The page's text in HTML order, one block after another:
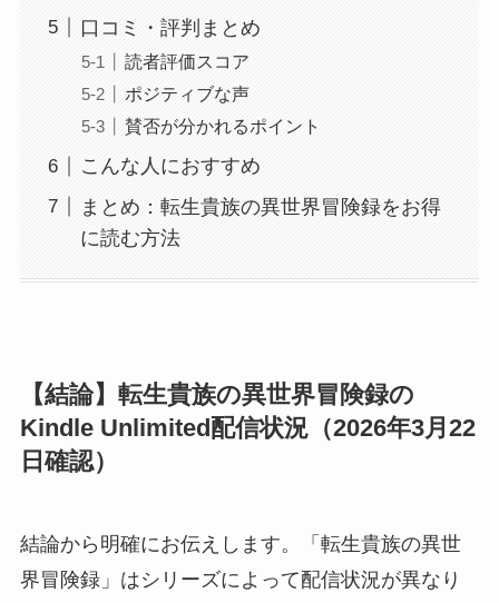
口コミ・評判まとめ
読者評価スコア
ポジティブな声
賛否が分かれるポイント
こんな人におすすめ
まとめ：転生貴族の異世界冒険録をお得
に読む方法
【結論】転生貴族の異世界冒険録の
Kindle Unlimited配信状況（2026年3月22
日確認）
結論から明確にお伝えします。「転生貴族の異世
界冒険録」はシリーズによって配信状況が異なり